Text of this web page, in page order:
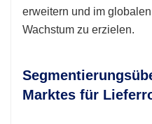
erweitern und im
Wachstum zu erzielen.
Marktes für